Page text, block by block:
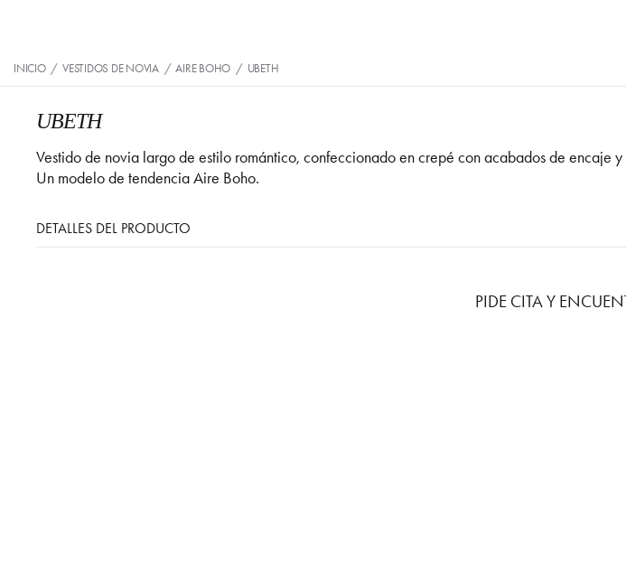
INICIO / VESTIDOS DE NOVIA / AIRE BOHO / UBETH
UBETH
Vestido de novia largo de estilo romántico, confeccionado en crepé con acabados de encaje
Un modelo de tendencia Aire Boho.
DETALLES DEL PRODUCTO
PIDE CITA Y